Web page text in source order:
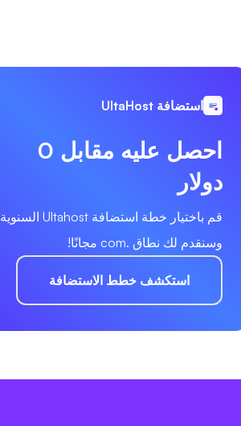
استضافة UltaHost
احصل عليه مقابل 0
دولار
قم باختيار خطة استضافة Ultahost السنوية
وسنقدم لك نطاق .com مجانًا!
استكشف خطط الاستضافة